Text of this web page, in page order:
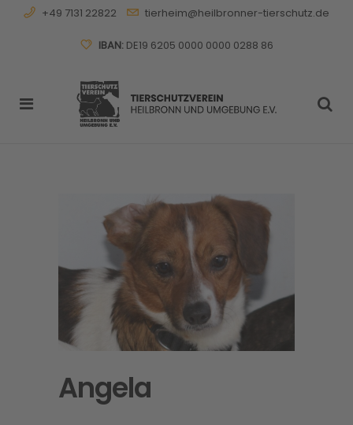
+49 7131 22822 tierheim@heilbronner-tierschutz.de
IBAN:DE19 6205 0000 0000 0288 86
Angela